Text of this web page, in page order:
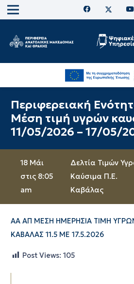
Περιφερειακή
Μέση τιμή υγρών
11/05/2026 – 17/05/
18 Μάι
στις 8:05
am
Δελτία Τιμών
Καύσιμα Π.Ε.
Καβάλας
ΑΑ ΑΠ ΜΕΣΗ ΗΜΕΡΗΣΙΑ ΤΙΜΗ
ΚΑΒΑΛΑΣ 11.5 ΜΕ 17.5.2026
Post Views: 105